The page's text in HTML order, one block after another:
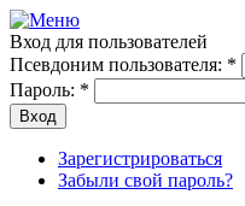
Вход для пользователей
Псевдоним пользователя: *
Пароль: *
Зарегистрироваться
Забыли свой пароль?